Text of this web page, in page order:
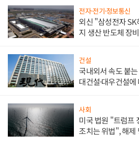
전자·전기·정보통신
외신 "삼성전자
지 생산 반도체 장
건설
국내외서 속도 붙
대건설·대우건설
사회
미국 법원 "트럼프
조치는 위법", 해제